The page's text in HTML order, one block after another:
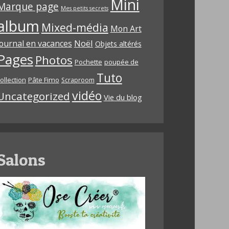
page Mes petits secrets
Mini
Mixed-média Mon Art
en vacances Noël Objets altérés
Photos Pochette poupée de
Pâte Fimo Scraproom Tuto
vidéo Vie du blog